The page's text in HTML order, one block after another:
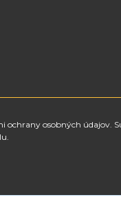
osobných